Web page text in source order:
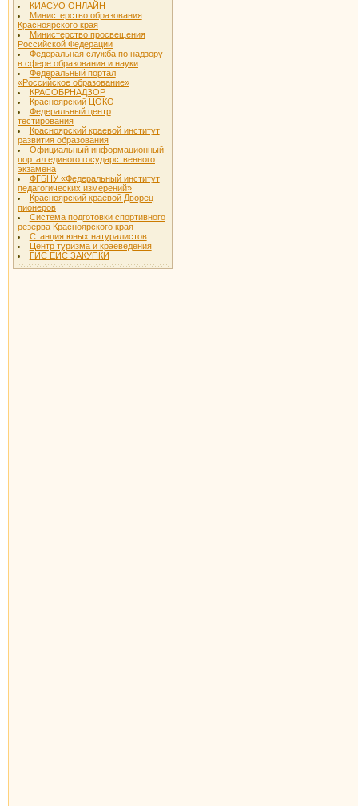
КИАСУО ОНЛАЙН
Министерство образования
Красноярского края
Министерство просвещения
Российской Федерации
Федеральная служба по надзору
в сфере образования и науки
Федеральный портал
«Российское образование»
КРАСОБРНАДЗОР
Красноярский ЦОКО
Федеральный центр
тестирования
Красноярский краевой институт
развития образования
Официальный информационный
портал единого государственного
экзамена
ФГБНУ «Федеральный институт
педагогических измерений»
Красноярский краевой Дворец
пионеров
Система подготовки спортивного
резерва Красноярского края
Станция юных натуралистов
Центр туризма и краеведения
ГИС ЕИС ЗАКУПКИ